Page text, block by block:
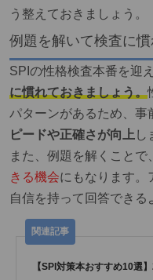
う整えておきましょう。
例題を解いて検査に慣
SPIの性格検査本番を迎
に慣れておきましょう。
パターンがあるため、事
ピードや正確さが向上 し
また、例題を解くことで、
きる機会にもなります。
自信を持って回答できる
【SPI対策本おすすめ10選